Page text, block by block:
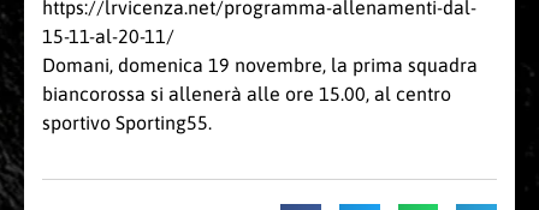
https://lrvicenza.net/programma-allenamenti-dal-
15-11-al-20-11/
Domani, domenica 19 novembre, la prima squadra
biancorossa si allenerà alle ore 15.00, al centro
sportivo Sporting55.